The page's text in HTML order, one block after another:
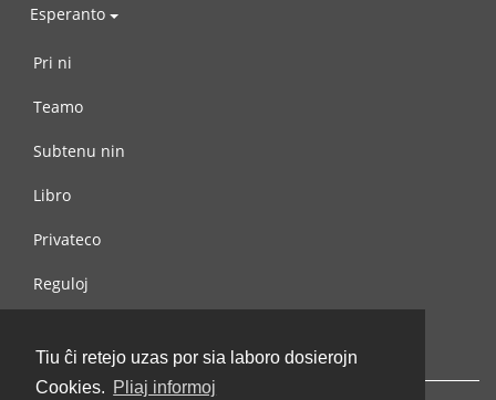
Tiu ĉi retejo uzas por sia laboro dosierojn
Cookies. Pliaj informoj
Esperanto
Pri ni
Teamo
Subtenu nin
Libro
Privateco
Reguloj